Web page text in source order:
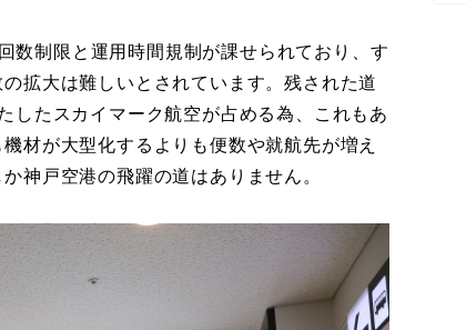
数制限と運用時間規制が課せられており、す
拡大は難しいとされています。残された道
したスカイマーク航空が占める為、これもあ
材が大型化するよりも便数や就航先が増え
神戸空港の飛躍の道はありません。